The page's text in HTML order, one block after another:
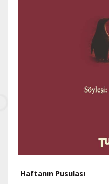
Haftanın Pusulası